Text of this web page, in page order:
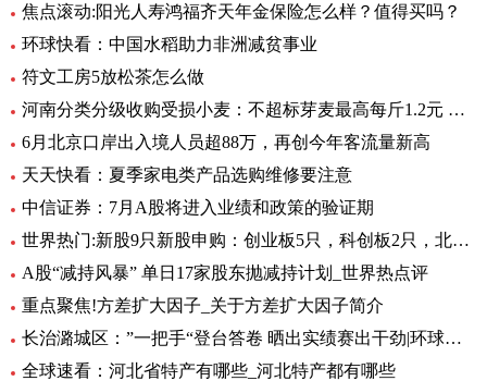
焦点滚动:阳光人寿鸿福齐天年金保险怎么样？值得买吗？
环球快看：中国水稻助力非洲减贫事业
符文工房5放松茶怎么做
河南分类分级收购受损小麦：不超标芽麦最高每斤1.2元 全球最资讯
6月北京口岸出入境人员超88万，再创今年客流量新高
天天快看：夏季家电类产品选购维修要注意
中信证券：7月A股将进入业绩和政策的验证期
世界热门:新股9只新股申购：创业板5只，科创板2只，北交所2只
A股“减持风暴” 单日17家股东抛减持计划_世界热点评
重点聚焦!方差扩大因子_关于方差扩大因子简介
长治潞城区：”一把手“登台答卷 晒出实绩赛出干劲|环球视点
全球速看：河北省特产有哪些_河北特产都有哪些